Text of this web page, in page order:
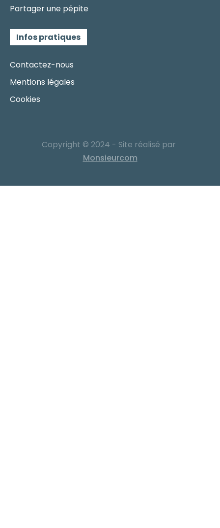
Partager une pépite
Infos pratiques
Contactez-nous
Mentions légales
Cookies
Copyright © 2024 - Site réalisé par
Monsieurcom